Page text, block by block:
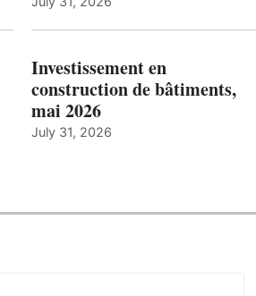
Investissement en
construction de bâtiments,
mai 2026
July 31, 2026